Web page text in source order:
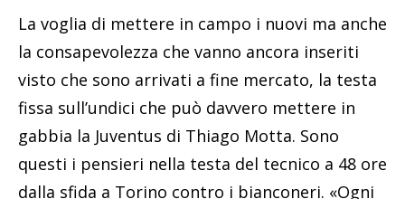
La voglia di mettere in campo i nuovi ma anche
la consapevolezza che vanno ancora inseriti
visto che sono arrivati a fine mercato, la testa
fissa sull’undici che può davvero mettere in
gabbia la Juventus di Thiago Motta. Sono
questi i pensieri nella testa del tecnico a 48 ore
dalla sfida a Torino contro i bianconeri. «Ogni